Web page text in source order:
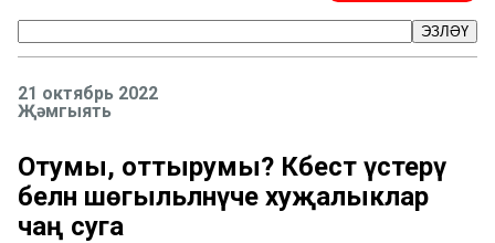
ЭЗЛӘҮ
21 октябрь 2022
Җәмгыять
Отумы, оттырумы? Кәбестә үстерү
белән шөгыльләнүче хуҗалыклар
чаң суга